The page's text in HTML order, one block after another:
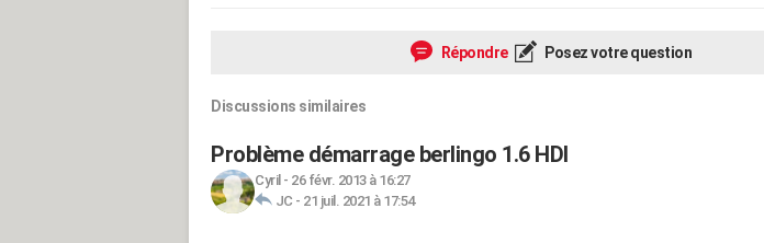
Répondre Posez votre question
Discussions similaires
Problème démarrage berlingo 1.6 HDI
Cyril - 26 févr. 2013 à 16:27
JC - 21 juil. 2021 à 17:54